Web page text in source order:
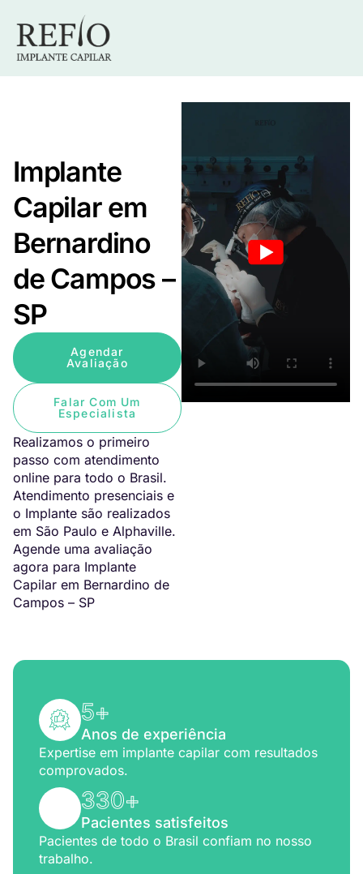
Implante
Capilar em
Bernardino
de Campos –
SP
Agendar
Avaliação
Falar Com Um
Especialista
Realizamos o primeiro
passo com atendimento
online para todo o Brasil.
Atendimento presenciais e
o Implante são realizados
em São Paulo e Alphaville.
Agende uma avaliação
agora para Implante
Capilar em Bernardino de
Campos – SP
5+
Anos de experiência
Expertise em implante capilar com resultados
comprovados.
330+
Pacientes satisfeitos
Pacientes de todo o Brasil confiam no nosso
trabalho.